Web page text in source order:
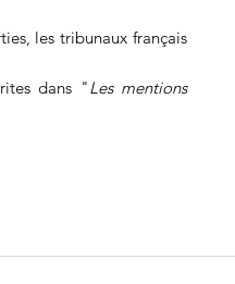
les tribunaux français
dans "Les mentions